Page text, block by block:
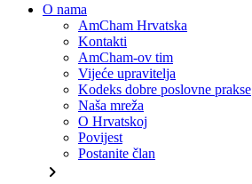
O nama
AmCham Hrvatska
Kontakti
AmCham-ov tim
Vijeće upravitelja
Kodeks dobre poslovne prakse
Naša mreža
O Hrvatskoj
Povijest
Postanite član
chevron_right